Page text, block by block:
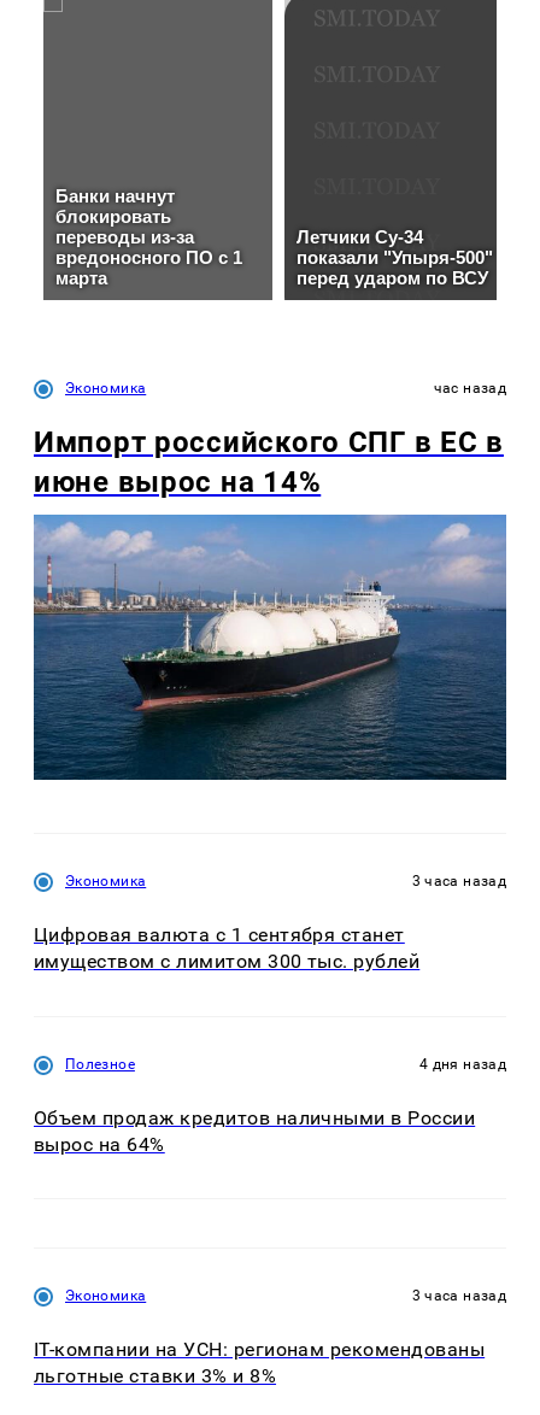
Экономика час назад
Импорт российского СПГ в ЕС в
июне вырос на 14%
Экономика 3 часа назад
Цифровая валюта с 1 сентября станет
имуществом с лимитом 300 тыс. рублей
Полезное 4 дня назад
Объем продаж кредитов наличными в России
вырос на 64%
Экономика 3 часа назад
IT-компании на УСН: регионам рекомендованы
льготные ставки 3% и 8%